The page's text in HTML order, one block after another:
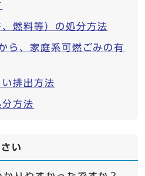
燃料等）の処分方法
、家庭系可燃ごみの有
排出方法
方法
い